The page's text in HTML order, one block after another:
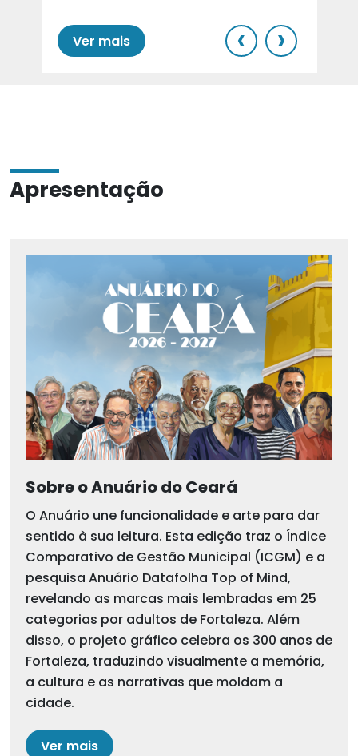
Ver mais ‹ ›
Apresentação
Sobre o Anuário do Ceará
O Anuário une funcionalidade e arte para dar
sentido à sua leitura. Esta edição traz o Índice
Comparativo de Gestão Municipal (ICGM) e a
pesquisa Anuário Datafolha Top of Mind,
revelando as marcas mais lembradas em 25
categorias por adultos de Fortaleza. Além
disso, o projeto gráfico celebra os 300 anos de
Fortaleza, traduzindo visualmente a memória,
a cultura e as narrativas que moldam a
cidade.
Ver mais